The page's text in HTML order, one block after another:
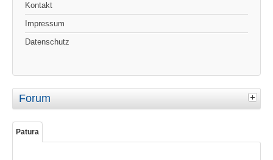
Kontakt
Impressum
Datenschutz
Forum
Patura